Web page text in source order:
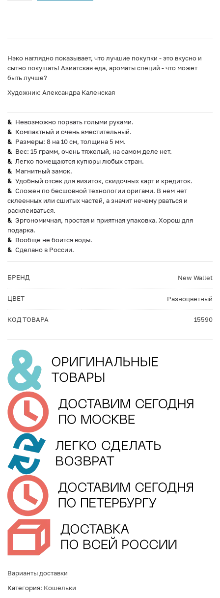
Нэко наглядно показывает, что лучшие покупки - это вкусно и
сытно покушать! Азиатская еда, ароматы специй - что может
быть лучше?
Художник: Александра Каленская
Невозможно порвать голыми руками.
Компактный и очень вместительный.
Размеры: 8 на 10 см, толщина 5 мм.
Вес: 15 грамм, очень тяжелый, на самом деле нет.
Легко помещаются купюры любых стран.
Магнитный замок.
Удобный отсек для визиток, скидочных карт и кредиток.
Сложен по бесшовной технологии оригами. В нем нет
склеенных или сшитых частей, а значит нечему рваться и
расклеиваться.
Эргономичная, простая и приятная упаковка. Хорош для
подарка.
Вообще не боится воды.
Сделано в России.
БРЕНД New Wallet
ЦВЕТ Разноцветный
КОД ТОВАРА 15590
Варианты доставки
Категория: Кошельки